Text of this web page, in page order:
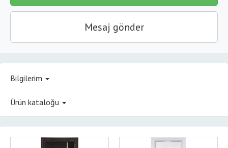
Mesaj gönder
Bilgilerim
Ürün kataloğu